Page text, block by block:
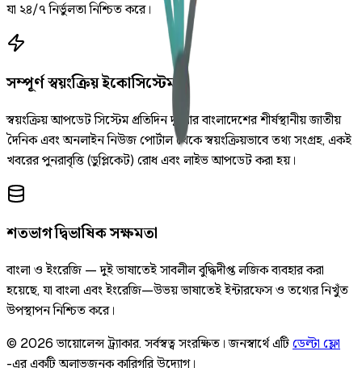
যা ২৪/৭ নির্ভুলতা নিশ্চিত করে।
সম্পূর্ণ স্বয়ংক্রিয় ইকোসিস্টেম
স্বয়ংক্রিয় আপডেট সিস্টেম প্রতিদিন দুইবার বাংলাদেশের শীর্ষস্থানীয় জাতীয়
দৈনিক এবং অনলাইন নিউজ পোর্টাল থেকে স্বয়ংক্রিয়ভাবে তথ্য সংগ্রহ, একই
খবরের পুনরাবৃত্তি (ডুপ্লিকেট) রোধ এবং লাইভ আপডেট করা হয়।
শতভাগ দ্বিভাষিক সক্ষমতা
বাংলা ও ইংরেজি — দুই ভাষাতেই সাবলীল বুদ্ধিদীপ্ত লজিক ব্যবহার করা
হয়েছে, যা বাংলা এবং ইংরেজি—উভয় ভাষাতেই ইন্টারফেস ও তথ্যের নিখুঁত
উপস্থাপন নিশ্চিত করে।
© 2026 ভায়োলেন্স ট্র্যাকার.সর্বস্বত্ব সংরক্ষিত। জনস্বার্থে এটিডেল্টা ফ্লো
-এর একটি অলাভজনক কারিগরি উদ্যোগ।